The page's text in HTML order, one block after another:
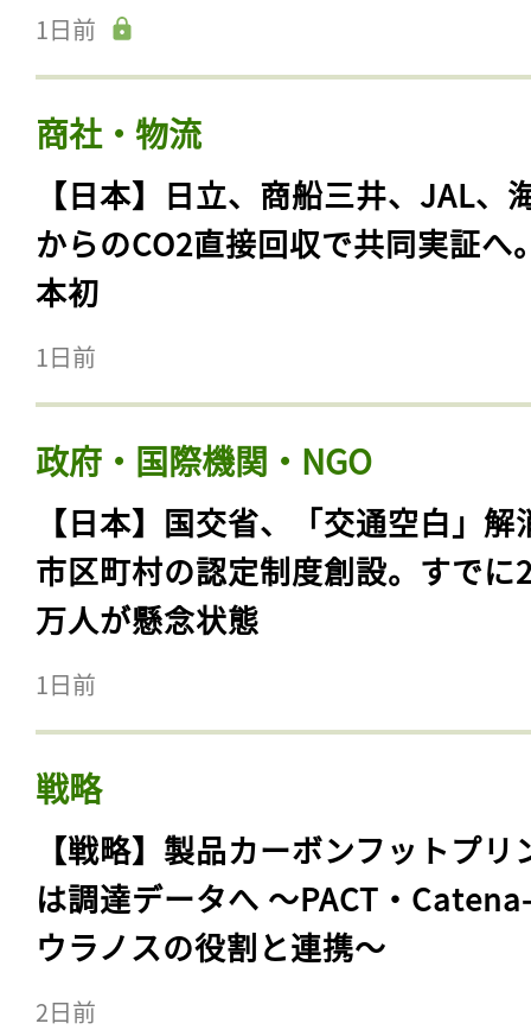
1日前
商社・物流
【日本】日立、商船三井、JAL、
からのCO2直接回収で共同実証へ
本初
1日前
政府・国際機関・NGO
【日本】国交省、「交通空白」解
市区町村の認定制度創設。すでに
万人が懸念状態
1日前
戦略
【戦略】製品カーボンフットプリ
は調達データへ 〜PACT・
ウラノスの役割と連携〜
2日前